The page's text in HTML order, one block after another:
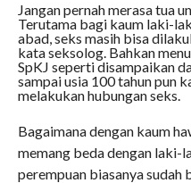
Jangan pernah merasa tua
Terutama bagi kaum laki-
abad, seks masih bisa
kata seksolog. Bahkan
SpKJ seperti disampaikan
sampai usia 100 tahun pun
melakukan hubungan seks.
Bagaimana dengan kaum
memang beda dengan laki-
perempuan biasanya sudah